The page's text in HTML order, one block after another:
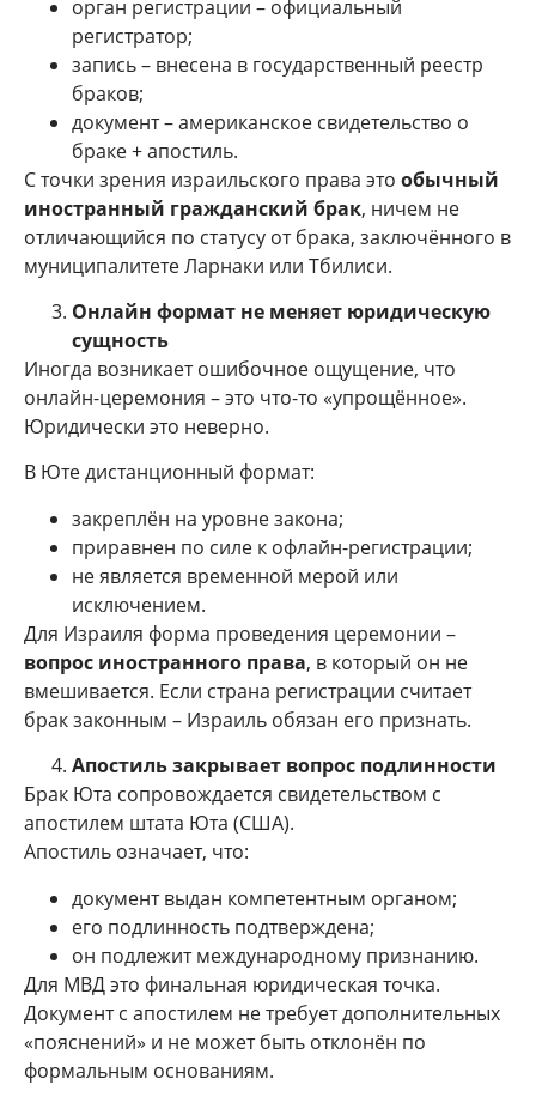
орган регистрации – официальный
регистратор;
запись – внесена в государственный реестр
браков;
документ – американское свидетельство о
браке + апостиль.
С точки зрения израильского права это обычный
иностранный гражданский брак, ничем не
отличающийся по статусу от брака, заключённого в
муниципалитете Ларнаки или Тбилиси.
Онлайн формат не меняет юридическую
сущность
Иногда возникает ошибочное ощущение, что
онлайн-церемония – это что-то «упрощённое».
Юридически это неверно.
В Юте дистанционный формат:
закреплён на уровне закона;
приравнен по силе к офлайн-регистрации;
не является временной мерой или
исключением.
Для Израиля форма проведения церемонии –
вопрос иностранного права, в который он не
вмешивается. Если страна регистрации считает
брак законным – Израиль обязан его признать.
Апостиль закрывает вопрос подлинности
Брак Юта сопровождается свидетельством с
апостилем штата Юта (США).
Апостиль означает, что:
документ выдан компетентным органом;
его подлинность подтверждена;
он подлежит международному признанию.
Для МВД это финальная юридическая точка.
Документ с апостилем не требует дополнительных
«пояснений» и не может быть отклонён по
формальным основаниям.